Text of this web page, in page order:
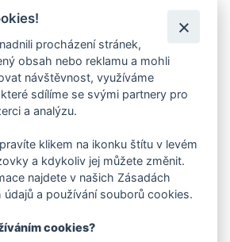
Stélka Cambrella
celoroční
od 59 Kč
procházení stránek,
obsah nebo reklamu a mohli
návštěvnost, využíváme
sdílíme se svými partnery pro
a analýzu.
klikem na ikonku štítu v levém
a kdykoliv jej můžete změnit.
najdete v našich Zásadách
a používání souborů cookies.
cookies?